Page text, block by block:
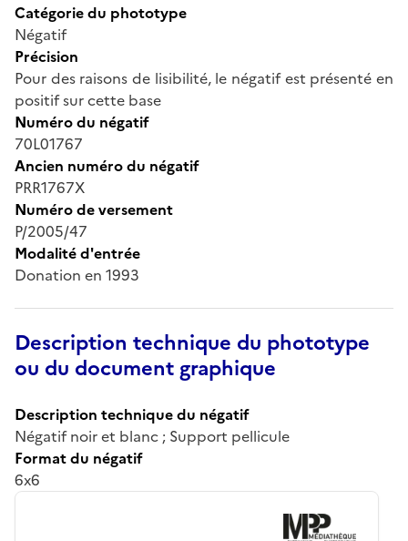
Catégorie du phototype
Négatif
Précision
Pour des raisons de lisibilité, le négatif est présenté en
positif sur cette base
Numéro du négatif
70L01767
Ancien numéro du négatif
PRR1767X
Numéro de versement
P/2005/47
Modalité d'entrée
Donation en 1993
Description technique du phototype
ou du document graphique
Description technique du négatif
Négatif noir et blanc ; Support pellicule
Format du négatif
6x6